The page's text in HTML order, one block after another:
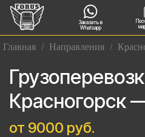
Заказать в
Whatsapp
Главная / Направления /
Красногорск
от 9000 руб.